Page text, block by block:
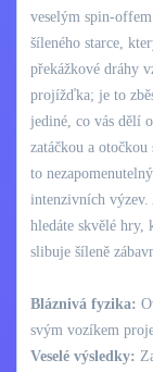
veselým spin-
šíleného starce,
překážkové dráhy
projížďka; je to
jediné, co vás dělí
zatáčkou a
to
intenzivních
hledáte skvělé hry,
slibuje šíleně
Bláznivá fyzika:
svým vozíkem
Veselé výsledky: